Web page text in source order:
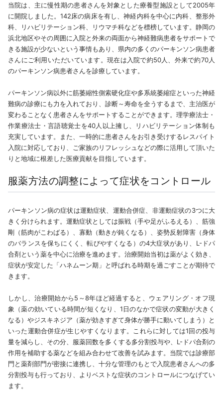
当院は、主に慢性期の患者さんを対象とした療養型施設として2005年
に開院しました。142床の病床を有し、神経内科を中心に内科、整形外
科、リハビリテーション科、リウマチ科などを標榜しています。静岡の
浜北地区やその周囲に入院と外来の両面から神経難病患者をサポートで
きる施設が少ないという事情もあり、県内の多くのパーキンソン病患者
さんにご利用いただいています。現在は入院で約50人、外来で約70人
のパーキンソン病患者さんを診療しています。
パーキンソン病以外に筋萎縮性側索硬化症や多系統萎縮症といった神経
難病の診療にも力を入れており、診断～寿命を全うするまで、主治医が
変わることなく患者さんをサポートすることができます。理学療法士・
作業療法士・言語聴覚士を40人以上擁し、リハビリテーション体制も
充実しています。また、一時的に患者さんをお引き受けするレスパイト
入院に対応しており、ご家族のリフレッシュなどの際に活用して頂いた
りと地域に根差した医療貢献を目指しています。
服薬方法の調整によって症状をコントロール
パーキンソン病の症状は運動症状、運動合併症、非運動症状の3つに大
きく分けられます。運動症状としては振戦（手や足がふるえる）、筋強
剛（筋肉がこわばる）、寡動（動きが鈍くなる）、姿勢反射障害（身体
のバランスを保ちにくく、転びやすくなる）の4大症状があり、L-ドパ
合剤という薬を中心に治療を進めます。治療開始当初は薬がよく効き、
症状が安定した「ハネムーン期」と呼ばれる時期を過ごすことが期待で
きます。
しかし、治療開始から5～8年ほど経過すると、ウェアリング・オフ現
象（薬の効いている時間が短くなり、1日のなかで症状の変動が大きく
なる）やジスキネジア（薬が効きすぎて身体が勝手に動いてしまう）と
いった運動合併症が生じやすくなります。これらに対しては1回の投与
量を減らし、その分、服薬回数を多くする多分割投与や、L-ドパ合剤の
作用を補助する薬などを組み合わせて改善を試みます。当院では診療部
門と薬剤部門が密接に連携し、十分な管理のもとで入院患者さんへの多
分割投与も行っており、よりベストな症状のコントロールにつなげてい
ます。